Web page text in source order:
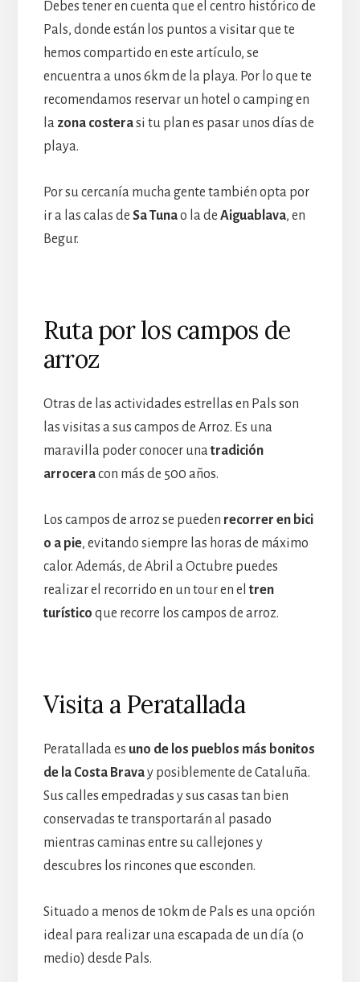
Debes tener en cuenta que el centro histórico de
Pals, donde están los puntos a visitar que te
hemos compartido en este artículo, se
encuentra a unos 6km de la playa. Por lo que te
recomendamos reservar un hotel o camping en
la zona costerasi tu plan es pasar unos días de
playa.
Por su cercanía mucha gente también opta por
ir a las calas de Sa Tunao la de Aiguablava, en
Begur.
Ruta por los campos de
arroz
Otras de las actividades estrellas en Pals son
las visitas a sus campos de Arroz. Es una
maravilla poder conocer unatradición
arroceracon más de 500 años.
Los campos de arroz se pueden recorrer en bici
o a pie, evitando siempre las horas de máximo
calor. Además, de Abril a Octubre puedes
realizar el recorrido en un tour en el tren
turístico que recorre los campos de arroz.
Visita a Peratallada
Peratallada es uno de los pueblos más bonitos
de la Costa Bravay posiblemente de Cataluña.
Sus calles empedradas y sus casas tan bien
conservadas te transportarán al pasado
mientras caminas entre su callejones y
descubres los rincones que esconden.
Situado a menos de 10km de Pals es una opción
ideal para realizar una escapada de un día (o
medio) desde Pals.